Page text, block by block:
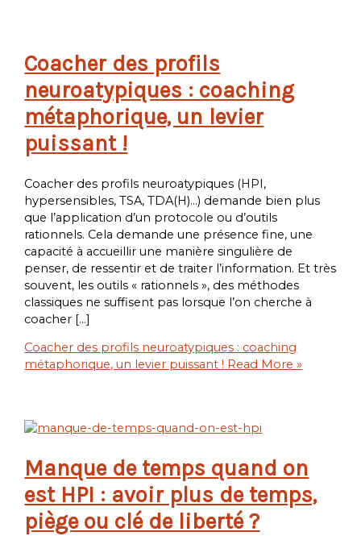
Coacher des profils
neuroatypiques : coaching
métaphorique, un levier
puissant !
Coacher des profils neuroatypiques (HPI,
hypersensibles, TSA, TDA(H)…) demande bien plus
que l’application d’un protocole ou d’outils
rationnels. Cela demande une présence fine, une
capacité à accueillir une manière singulière de
penser, de ressentir et de traiter l’information. Et très
souvent, les outils « rationnels », des méthodes
classiques ne suffisent pas lorsque l’on cherche à
coacher […]
Coacher des profils neuroatypiques : coaching
métaphorique, un levier puissant ! Read More »
Manque de temps quand on
est HPI : avoir plus de temps,
piège ou clé de liberté ?